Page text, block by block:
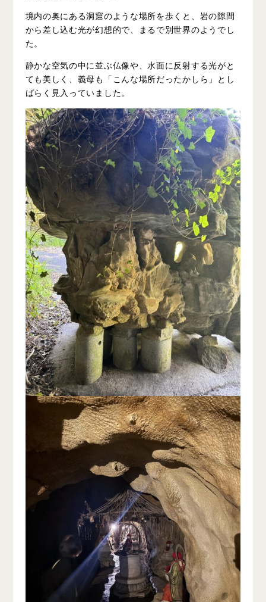
境内の奥にある洞窟のような場所を歩くと、岩の隙間
から差し込む光が幻想的で、まるで別世界のようでし
た。
静かな空気の中に並ぶ仏像や、水面に反射する光がと
ても美しく、義母も「こんな場所だったかしら」とし
ばらく見入っていました。